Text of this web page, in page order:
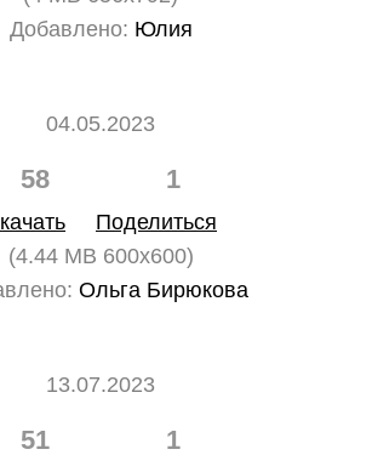
Добавлено: Юлия
04.05.2023
58 1
Поделиться
(4.44 MB 600x600)
Ольга Бирюкова
13.07.2023
51 1